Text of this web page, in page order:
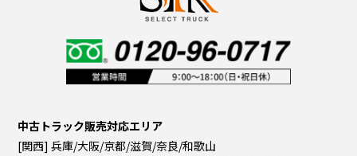
中古トラック販売対応エリア
[関西] 兵庫/大阪/京都/滋賀/奈良/和歌山